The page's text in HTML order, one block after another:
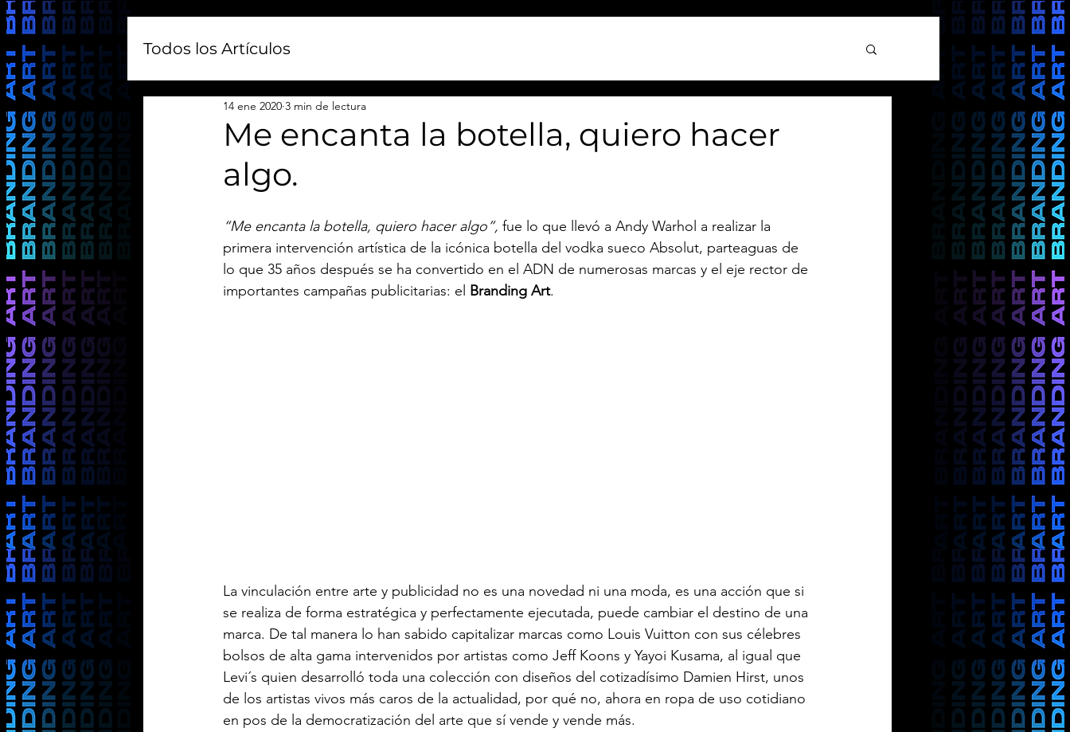
Todos los Artículos
Me encanta la botella, quiero hacer
algo.
14 ene 2020 3 min de lectura
“Me encanta la botella, quiero hacer algo”, fue lo que llevó a Andy Warhol a realizar la
primera intervención artística de la icónica botella del vodka sueco Absolut, parteaguas de
lo que 35 años después se ha convertido en el ADN de numerosas marcas y el eje rector de
importantes campañas publicitarias: el Branding Art.
La vinculación entre arte y publicidad no es una novedad ni una moda, es una acción que si
se realiza de forma estratégica y perfectamente ejecutada, puede cambiar el destino de una
marca. De tal manera lo han sabido capitalizar marcas como Louis Vuitton con sus célebres
bolsos de alta gama intervenidos por artistas como Jeff Koons y Yayoi Kusama, al igual que
Levi´s quien desarrolló toda una colección con diseños del cotizadísimo Damien Hirst, unos
de los artistas vivos más caros de la actualidad, por qué no, ahora en ropa de uso cotidiano
en pos de la democratización del arte que sí vende y vende más.